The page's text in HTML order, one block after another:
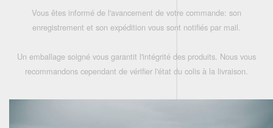
Vous êtes informé de l'avancement de votre commande: son
enregistrement et son expédition vous sont notifiés par mail.
Un emballage soigné vous garantit l'intégrité des produits. Nous vous
recommandons cependant de vérifier l'état du colis à la livraison.